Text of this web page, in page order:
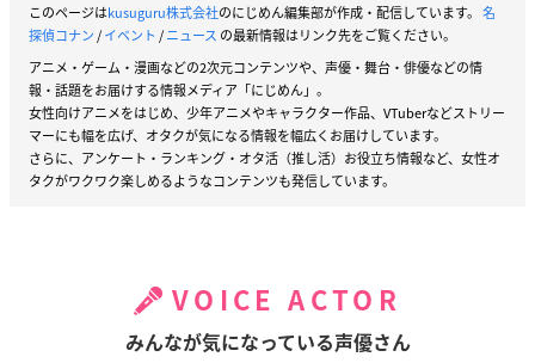
このページはkusuguru株式会社のにじめん編集部が作成・配信しています。 名
探偵コナン/イベント /ニュース の最新情報はリンク先をご覧ください。
アニメ・ゲーム・漫画などの2次元コンテンツや、声優・舞台・俳優などの情
報・話題をお届けする情報メディア「にじめん」。
女性向けアニメをはじめ、少年アニメやキャラクター作品、VTuberなどストリー
マーにも幅を広げ、オタクが気になる情報を幅広くお届けしています。
さらに、アンケート・ランキング・オタ活（推し活）お役立ち情報など、女性オ
タクがワクワク楽しめるようなコンテンツも発信しています。
VOICE ACTOR
みんなが気になっている声優さん